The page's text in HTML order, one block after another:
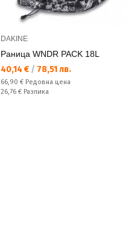
DAKINE
Раница WNDR PACK 18L
Текуща цена:
40,14 € / 78,51 лв.
Редовна цена:
66,90 € Редовна цена
Спестявате:
26,76 € Разлика